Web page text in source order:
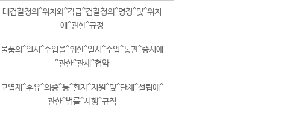
대검찰청의^위치와^각급^검찰청의^명칭^및^위치
에^관한^규정
물품의^일시^수입을^위한^일시^수입^통관^증서에
^관한^관세^협약
고엽제^후유^의증^등^환자^지원^및^단체^설립에^
관한^법률^시행^규칙